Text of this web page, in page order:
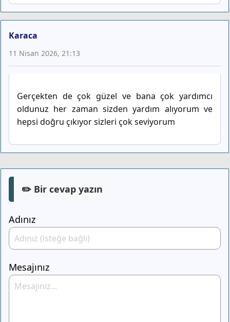
Karaca
11 Nisan 2026, 21:13
Gerçekten de çok güzel ve bana çok yardımcı
oldunuz her zaman sizden yardım alıyorum ve
hepsi doğru çıkıyor sizleri çok seviyorum
✏️ Bir cevap yazın
Adınız
Mesajınız